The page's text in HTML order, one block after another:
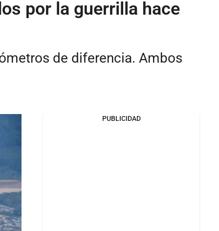
por la guerrilla hace
de diferencia. Ambos
PUBLICIDAD